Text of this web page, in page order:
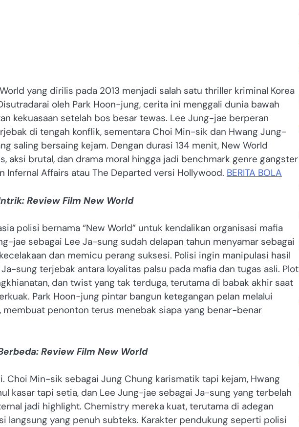
yang dirilis pada 2013 menjadi salah satu thriller kriminal Korea
oleh Park Hoon-jung, cerita ini menggali dunia bawah
kekuasaan setelah bos besar tewas. Lee Jung-jae berperan
di tengah konflik, sementara Choi Min-sik dan Hwang Jung-
saling bersaing kejam. Dengan durasi 134 menit, New World
aksi brutal, dan drama moral hingga jadi benchmark genre gangster
Infernal Affairs atau The Departed versi Hollywood. BERITA BOLA
Review Film New World
polisi bernama “New World” untuk kendalikan organisasi mafia
jae sebagai Lee Ja-sung sudah delapan tahun menyamar sebagai
dan memicu perang suksesi. Polisi ingin manipulasi hasil
sung terjebak antara loyalitas palsu pada mafia dan tugas asli. Plot
dan twist yang tak terduga, terutama di babak akhir saat
Park Hoon-jung pintar bangun ketegangan pelan melalui
membuat penonton terus menebak siapa yang benar-benar
Review Film New World
Choi Min-sik sebagai Jung Chung karismatik tapi kejam, Hwang
kasar tapi setia, dan Lee Jung-jae sebagai Ja-sung yang terbelah
jadi highlight. Chemistry mereka kuat, terutama di adegan
langsung yang penuh subteks. Karakter pendukung seperti polisi